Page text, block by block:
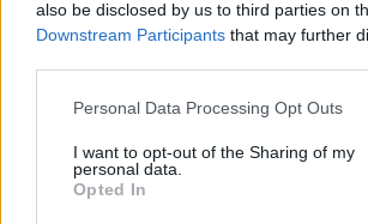
also be disclosed by us to third parties on
Downstream Participants that may further
Personal Data Processing Opt Outs
I want to opt-out of the Sharing of my
personal data.
Opted In